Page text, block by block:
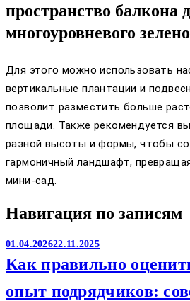
пространство балкона
многоуровневого
Для этого можно использовать
вертикальные плантации и
позволит разместить больше
площади. Также рекомендуется
разной высоты и формы, чтобы
гармоничный ландшафт,
мини-сад.
Навигация по записям
01.04.202622.11.2025
Как правильно
опыт подрядчиков: